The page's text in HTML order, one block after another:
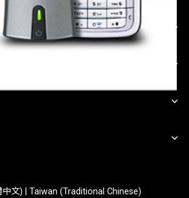
中文) | Taiwan (Traditional Chinese)